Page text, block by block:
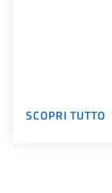
SCOPRI TUTTO